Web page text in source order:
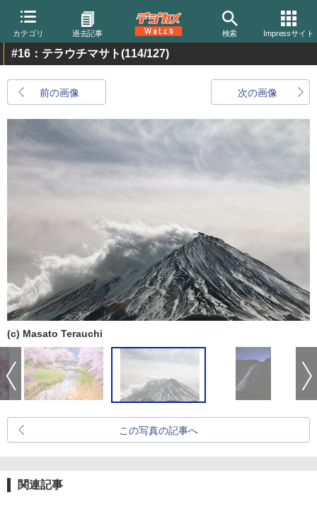
カテゴリ 過去記事 検索 Impressサイト
#16：テラウチマサト(114/127)
前の画像 次の画像
(c) Masato Terauchi
この写真の記事へ
関連記事